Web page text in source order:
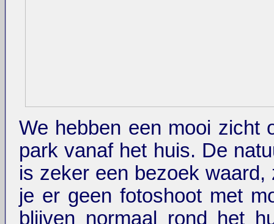
We hebben een mooi zicht
park vanaf het huis. De
is zeker een bezoek waard,
je er geen fotoshoot met
blijven normaal rond het